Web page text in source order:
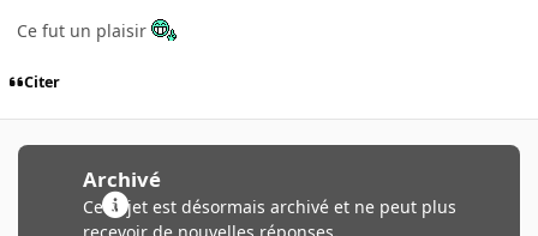
Ce fut un plaisir
Citer
Archivé
Ce sujet est désormais archivé et ne peut plus